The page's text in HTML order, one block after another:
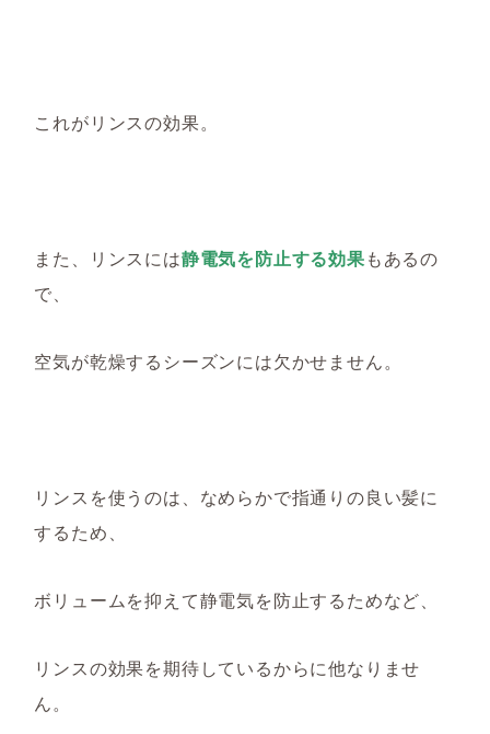
これがリンスの効果。
また、 リンスには静電気を防止する効果もあるの
で、
空気が乾燥するシーズンには欠かせません。
リンスを使うのは、 なめらかで指通りの良い髪に
するため、
ボリュームを抑えて静電気を防止するためなど、
リンスの効果を期待しているからに他なりませ
ん。